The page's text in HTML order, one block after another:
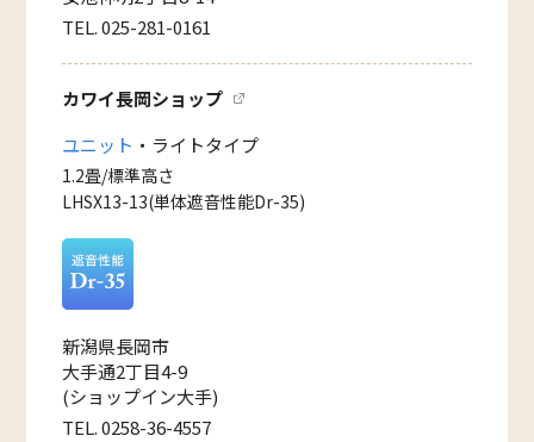
TEL. 025-281-0161
カワイ長岡ショップ
ユニット ・ライトタイプ
1.2畳/標準高さ
LHSX13-13(単体遮音性能Dr-35)
新潟県長岡市
大手通2丁目4-9
(ショップイン大手)
TEL. 0258-36-4557